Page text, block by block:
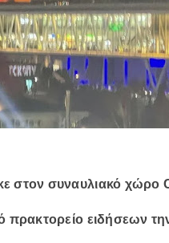
στον συναυλιακό χώρο
πρακτορείο ειδήσεων